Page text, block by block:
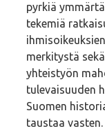
pyrkiä
tekemiä
merkitystä
yhteistyön
tulevaisuuden
Suomen
taustaa vasten.